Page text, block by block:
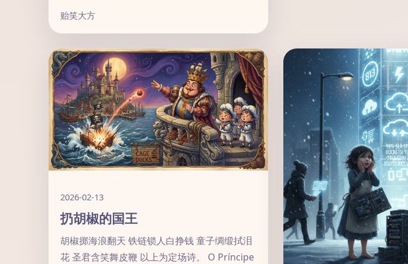
贻笑大方
2026-02-13
扔胡椒的国王
胡椒掷海浪翻天 铁链锁人白挣钱 童子绸缎拭泪
花 圣君含笑舞皮鞭 以上为定场诗。 O Príncipe